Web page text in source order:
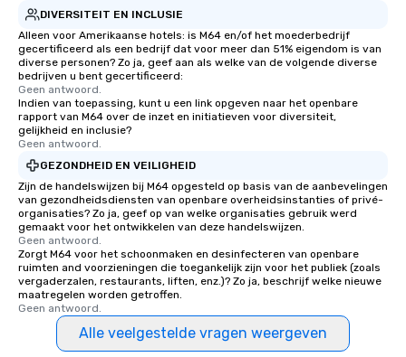
DIVERSITEIT EN INCLUSIE
Alleen voor Amerikaanse hotels: is M64 en/of het moederbedrijf
gecertificeerd als een bedrijf dat voor meer dan 51% eigendom is van
diverse personen? Zo ja, geef aan als welke van de volgende diverse
bedrijven u bent gecertificeerd:
Geen antwoord.
Indien van toepassing, kunt u een link opgeven naar het openbare
rapport van M64 over de inzet en initiatieven voor diversiteit,
gelijkheid en inclusie?
Geen antwoord.
GEZONDHEID EN VEILIGHEID
Zijn de handelswijzen bij M64 opgesteld op basis van de aanbevelingen
van gezondheidsdiensten van openbare overheidsinstanties of privé-
organisaties? Zo ja, geef op van welke organisaties gebruik werd
gemaakt voor het ontwikkelen van deze handelswijzen.
Geen antwoord.
Zorgt M64 voor het schoonmaken en desinfecteren van openbare
ruimten and voorzieningen die toegankelijk zijn voor het publiek (zoals
vergaderzalen, restaurants, liften, enz.)? Zo ja, beschrijf welke nieuwe
maatregelen worden getroffen.
Geen antwoord.
Alle veelgestelde vragen weergeven